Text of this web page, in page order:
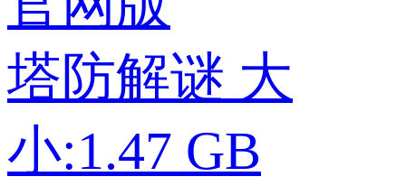
塔防解谜 大
小:1.47 GB